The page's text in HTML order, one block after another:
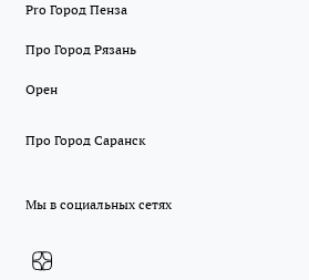
Pro Город Пенза
Про Город Рязань
Орен
Про Город Саранск
Мы в социальных сетях